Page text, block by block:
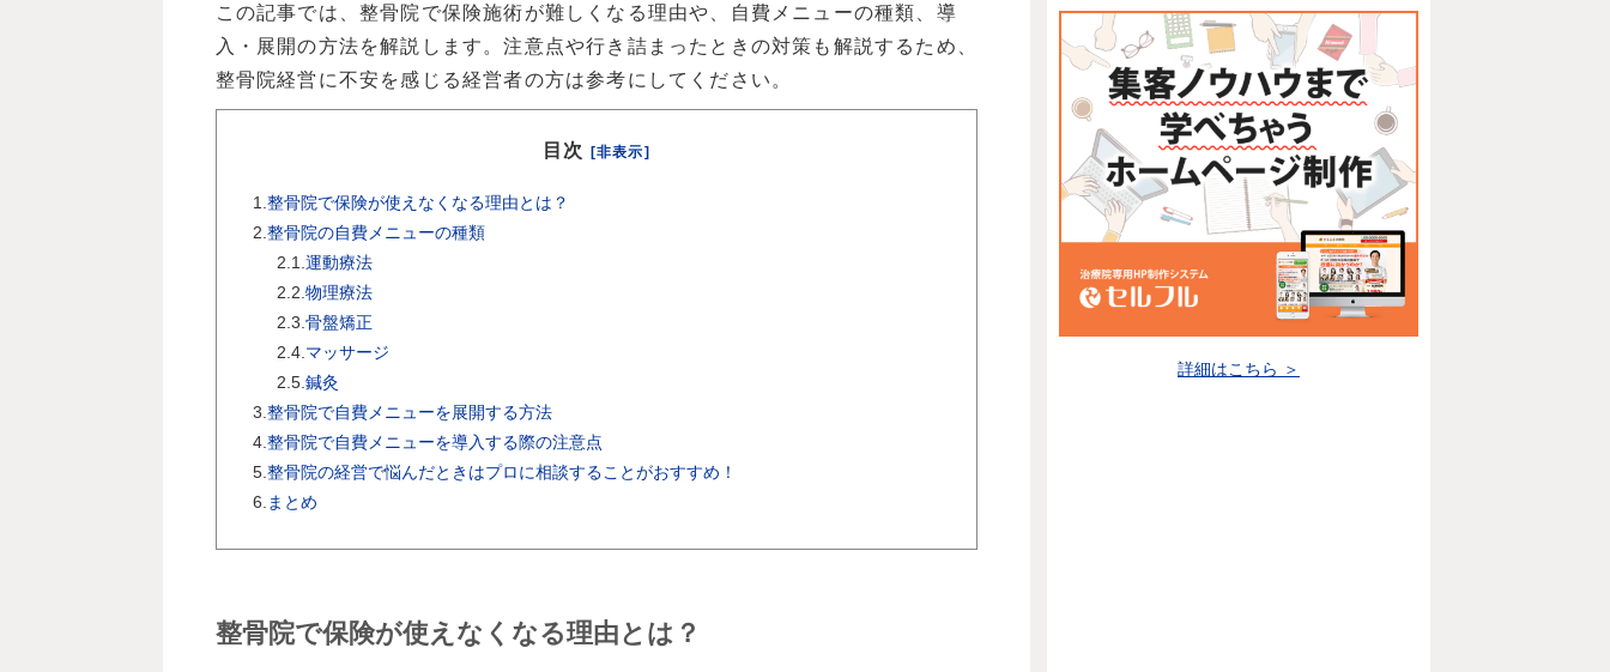
この記事では、整骨院で保険施術が難しくなる理由や、自費メニューの種類、導
入・展開の方法を解説します。注意点や行き詰まったときの対策も解説するため、
整骨院経営に不安を感じる経営者の方は参考にしてください。
目次 [非表示]
1. 整骨院で保険が使えなくなる理由とは？
2. 整骨院の自費メニューの種類
2.1. 運動療法
2.2. 物理療法
2.3. 骨盤矯正
2.4. マッサージ
2.5. 鍼灸
3. 整骨院で自費メニューを展開する方法
4. 整骨院で自費メニューを導入する際の注意点
5. 整骨院の経営で悩んだときはプロに相談することがおすすめ！
6. まとめ
整骨院で保険が使えなくなる理由とは？
詳細はこちら ＞